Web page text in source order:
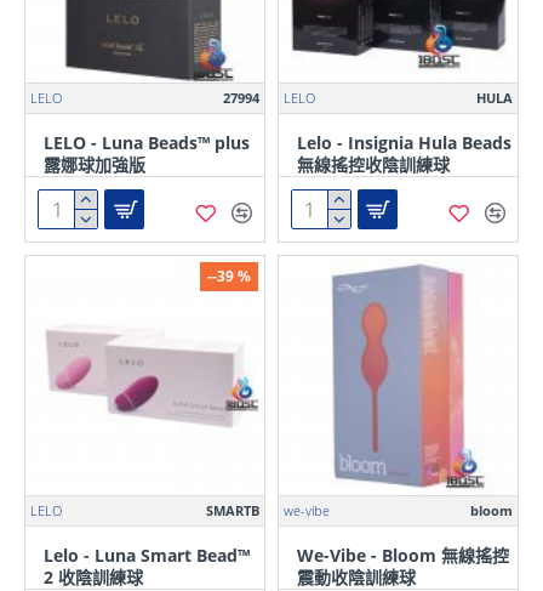
LELO 27994
LELO - Luna Beads™ plus
露娜球加強版
LELO HULA
Lelo - Insignia Hula Beads
無線搖控收陰訓練球
--39 %
LELO SMARTB
Lelo - Luna Smart Bead™
2 收陰訓練球
we-vibe bloom
We-Vibe - Bloom 無線搖控
震動收陰訓練球